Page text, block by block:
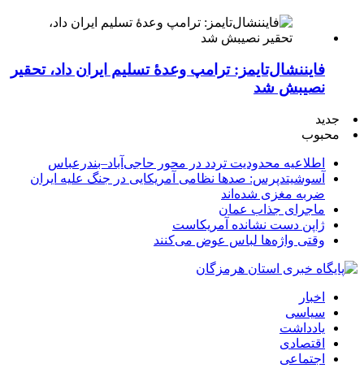
فایننشال‌تایمز: ترامپ وعدۀ تسلیم ایران داد، تحقیر
نصیبش شد
جدید
محبوب
اطلاعیه محدودیت تردد در محور حاجی‌آباد–بندرعباس
آسوشیتدپرس: صدها نظامی آمریکایی در جنگ علیه ایران
ضربه مغزی شده‌اند
ماجرای جذاب عمان
ژاپن دست نشانده آمریکاست
وقتی واژه‌ها لباس عوض می‌کنند
اخبار
سیاسی
یادداشت
اقتصادی
اجتماعی